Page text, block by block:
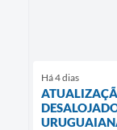
Há 4 dias